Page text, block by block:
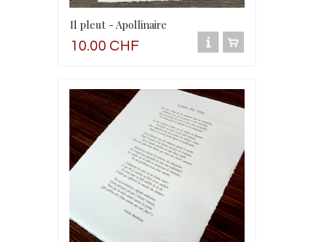
Il pleut - Apollinaire
10.00 CHF